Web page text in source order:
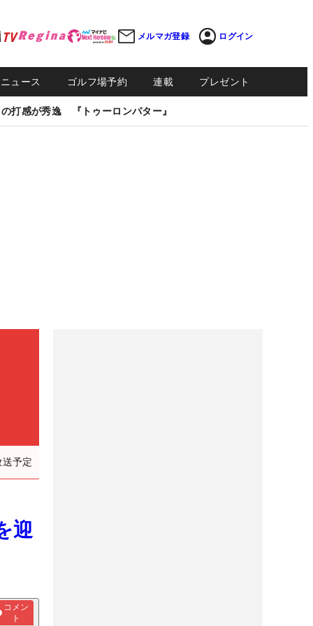
メルマガ登録 ログイン
ュース ゴルフ場予約 連載 プレゼント
打感が秀逸 『トゥーロンパター』
予定
迎
コメン
ト